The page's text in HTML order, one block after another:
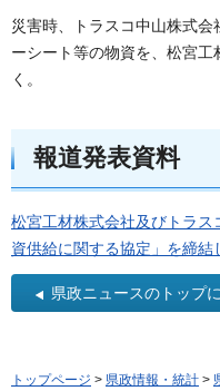
災害時、トラスコ中山株式
ーシート等の物資を、松宮
く。
報道発表資料
松宮工材株式会社及びトラ
資供給に関する協定」を締結
県政ニュースのトップ
トップページ > 県政情報・統計 >